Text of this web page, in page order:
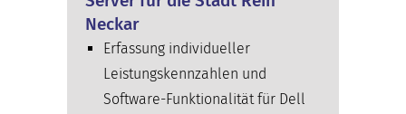
Neckar
Erfassung individueller
Leistungskennzahlen und
Software-Funktionalität für Dell